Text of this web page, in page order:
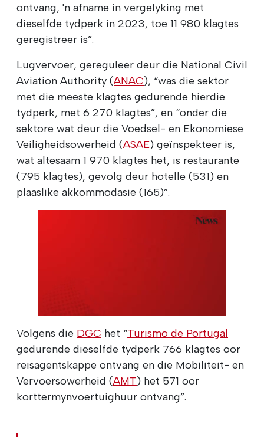
ontvang, 'n afname in vergelyking met
dieselfde tydperk in 2023, toe 11 980 klagtes
geregistreer is”.
Lugvervoer, gereguleer deur die National Civil
Aviation Authority (ANAC), “was die sektor
met die meeste klagtes gedurende hierdie
tydperk, met 6 270 klagtes”, en “onder die
sektore wat deur die Voedsel- en Ekonomiese
Veiligheidsowerheid (ASAE) geïnspekteer is,
wat altesaam 1 970 klagtes het, is restaurante
(795 klagtes), gevolg deur hotelle (531) en
plaaslike akkommodasie (165)”.
Volgens die DGC het “Turismo de Portugal
gedurende dieselfde tydperk 766 klagtes oor
reisagentskappe ontvang en die Mobiliteit- en
Vervoersowerheid (AMT) het 571 oor
korttermynvoertuighuur ontvang”.